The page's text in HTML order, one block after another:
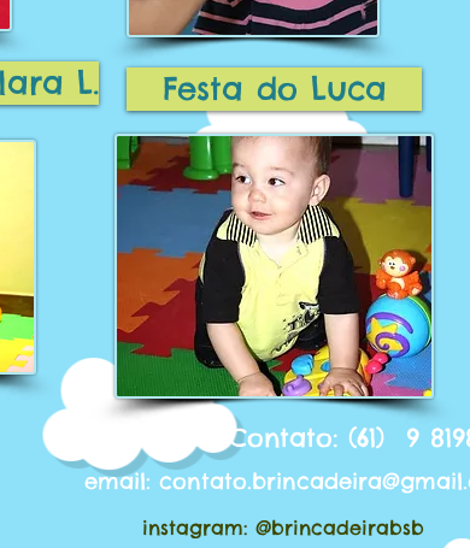
Festa do Luca
L.
Telefone de Contato: (61) 9
email:
instagram: @brincadeirabsb